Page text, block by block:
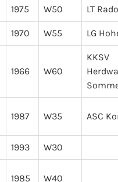
1975 W50 LT
1970 W55 LG
1966 W60
KKSV
1987 W35 ASC
1993 W30
1985 W40